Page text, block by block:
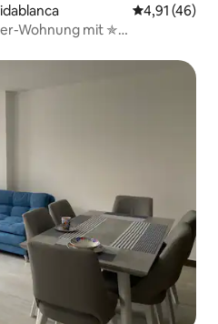
4,91 (46)
Wohnung mit ✯